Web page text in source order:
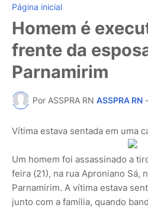
Página inicial
Homem é
frente da
Parnamirim
Por ASSPRA RN ASSPRA RN -
Vítima estava sentada em uma
Um homem foi assassinado a
feira (21), na rua Aproniano Sá,
Parnamirim. A vítima estava
junto com a família, quando